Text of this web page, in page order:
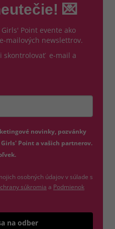
💌
Point evente ako
mailových newslettrov.
skontrolovať e-mail a
novinky, pozvánky
Point a vašich partnerov.
osobných údajov v súlade s
súkromia (otvorí sa v novom okne)
a Podmienok
okne)
na odber